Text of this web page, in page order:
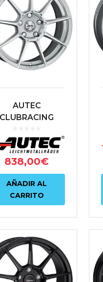
AUTEC
CLUBRACING
58.1 PLATA
838,00€
AÑADIR AL
CARRITO